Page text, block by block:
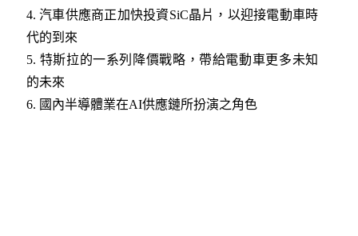
4. 汽車供應商正加快投資SiC晶片，以迎接電動車時
代的到來
5. 特斯拉的一系列降價戰略，帶給電動車更多未知
的未來
6. 國內半導體業在AI供應鏈所扮演之角色